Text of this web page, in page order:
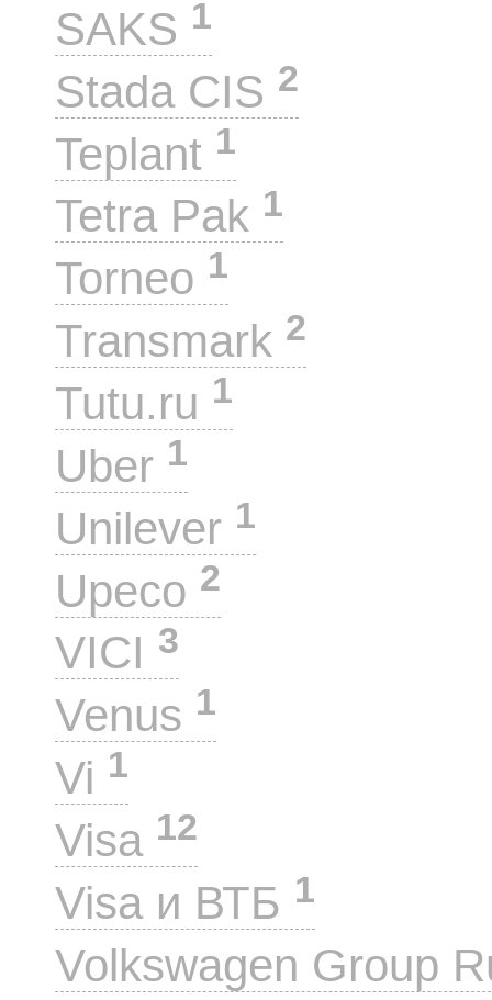
SAKS 1
Stada CIS 2
Teplant 1
Tetra Pak 1
Torneo 1
Transmark 2
Tutu.ru 1
Uber 1
Unilever 1
Upeco 2
VICI 3
Venus 1
Vi 1
Visa 12
Visa и ВТБ 1
Volkswagen Group